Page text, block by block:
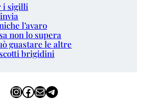
i sigilli
l’avaro
non lo supera
guastare le altre
brigidini
InstagramFacebook Email Telegram